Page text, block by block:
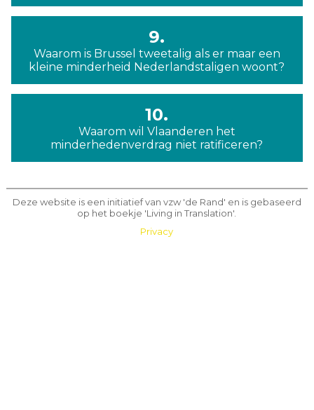
9.
Waarom is Brussel tweetalig als er maar een
kleine minderheid Nederlandstaligen woont?
10.
Waarom wil Vlaanderen het
minderhedenverdrag niet ratificeren?
Deze website is een initiatief van vzw 'de Rand' en is gebaseerd
op het boekje 'Living in Translation'.
Privacy